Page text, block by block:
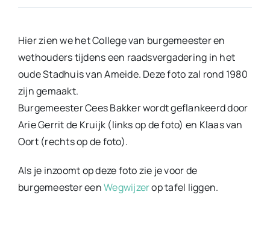
Hier zien we het College van burgemeester en
wethouders tijdens een raadsvergadering in het
oude Stadhuis van Ameide. Deze foto zal rond 1980
zijn gemaakt.
Burgemeester Cees Bakker wordt geflankeerd door
Arie Gerrit de Kruijk (links op de foto) en Klaas van
Oort (rechts op de foto).
Als je inzoomt op deze foto zie je voor de
burgemeester eenWegwijzerop tafel liggen.